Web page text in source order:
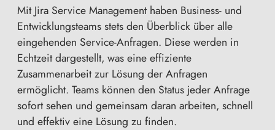
Mit Jira Service Management haben Business- und
Entwicklungsteams stets den Überblick über alle
eingehenden Service-Anfragen. Diese werden in
Echtzeit dargestellt, was eine effiziente
Zusammenarbeit zur Lösung der Anfragen
ermöglicht. Teams können den Status jeder Anfrage
sofort sehen und gemeinsam daran arbeiten, schnell
und effektiv eine Lösung zu finden.